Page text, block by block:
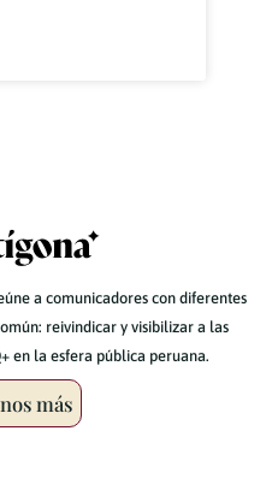
a comunicadores con diferentes
reivindicar y visibilizar a las
en la esfera pública peruana.
más